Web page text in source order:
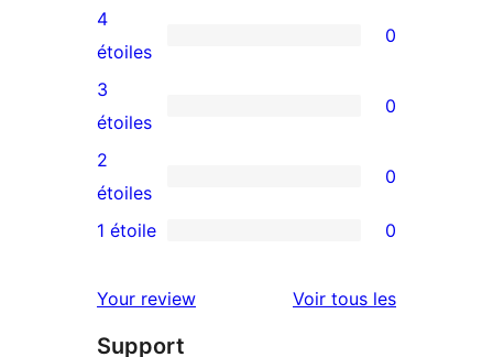
avis
à
5
étoile
0
avis
à
4
étoile
4
étoiles
0
0
avis
à
3
3
étoiles
0
0
avis
2
2
étoiles
0
à
1
1 étoile 0
Your review Voir tous lesavis
Support